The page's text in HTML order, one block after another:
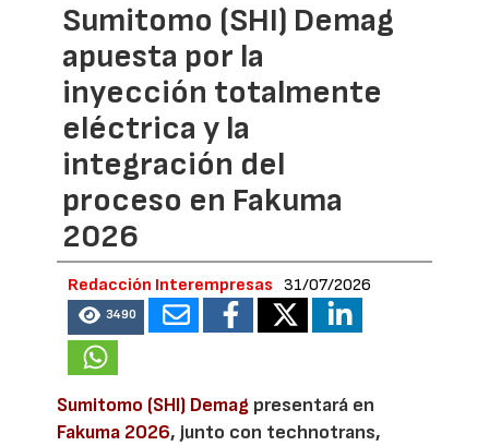
Sumitomo (SHI) Demag
apuesta por la
inyección totalmente
eléctrica y la
integración del
proceso en Fakuma
2026
Redacción Interempresas 31/07/2026
3490
Sumitomo (SHI) Demag presentará en
Fakuma 2026, junto con technotrans,